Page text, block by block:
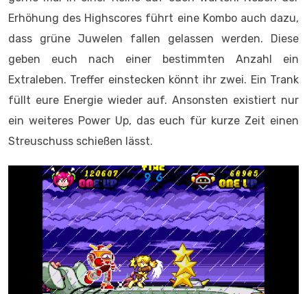
Erhöhung des Highscores führt eine Kombo auch dazu,
dass grüne Juwelen fallen gelassen werden. Diese
geben euch nach einer bestimmten Anzahl ein
Extraleben. Treffer einstecken könnt ihr zwei. Ein Trank
füllt eure Energie wieder auf. Ansonsten existiert nur
ein weiteres Power Up, das euch für kurze Zeit einen
Streuschuss schießen lässt.